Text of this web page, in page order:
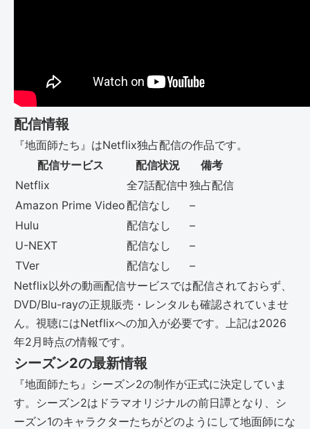
配信情報
『地面師たち』はNetflix独占配信の作品です。
配信サービス
配信状況
備考
Netflix
全7話配信中 独占配信
Amazon Prime Video配信なし
–
Hulu
配信なし
–
U-NEXT
配信なし
–
TVer
配信なし
–
Netflix以外の動画配信サービスでは配信されておらず、
DVD/Blu-rayの正規販売・レンタルも確認されていませ
ん。視聴にはNetflixへの加入が必要です。上記は2026
年2月時点の情報です。
シーズン2の最新情報
『地面師たち』シーズン2の制作が正式に決定していま
す。シーズン2はドラマオリジナルの前日譚となり、シ
ーズン1のキャラクターたちがどのようにして地面師にな